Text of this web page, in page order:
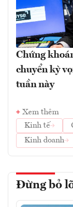
Chứng
chuyển kỳ
tuần này
Xem thêm
Kinh tế
Kinh doanh
Đừng bỏ